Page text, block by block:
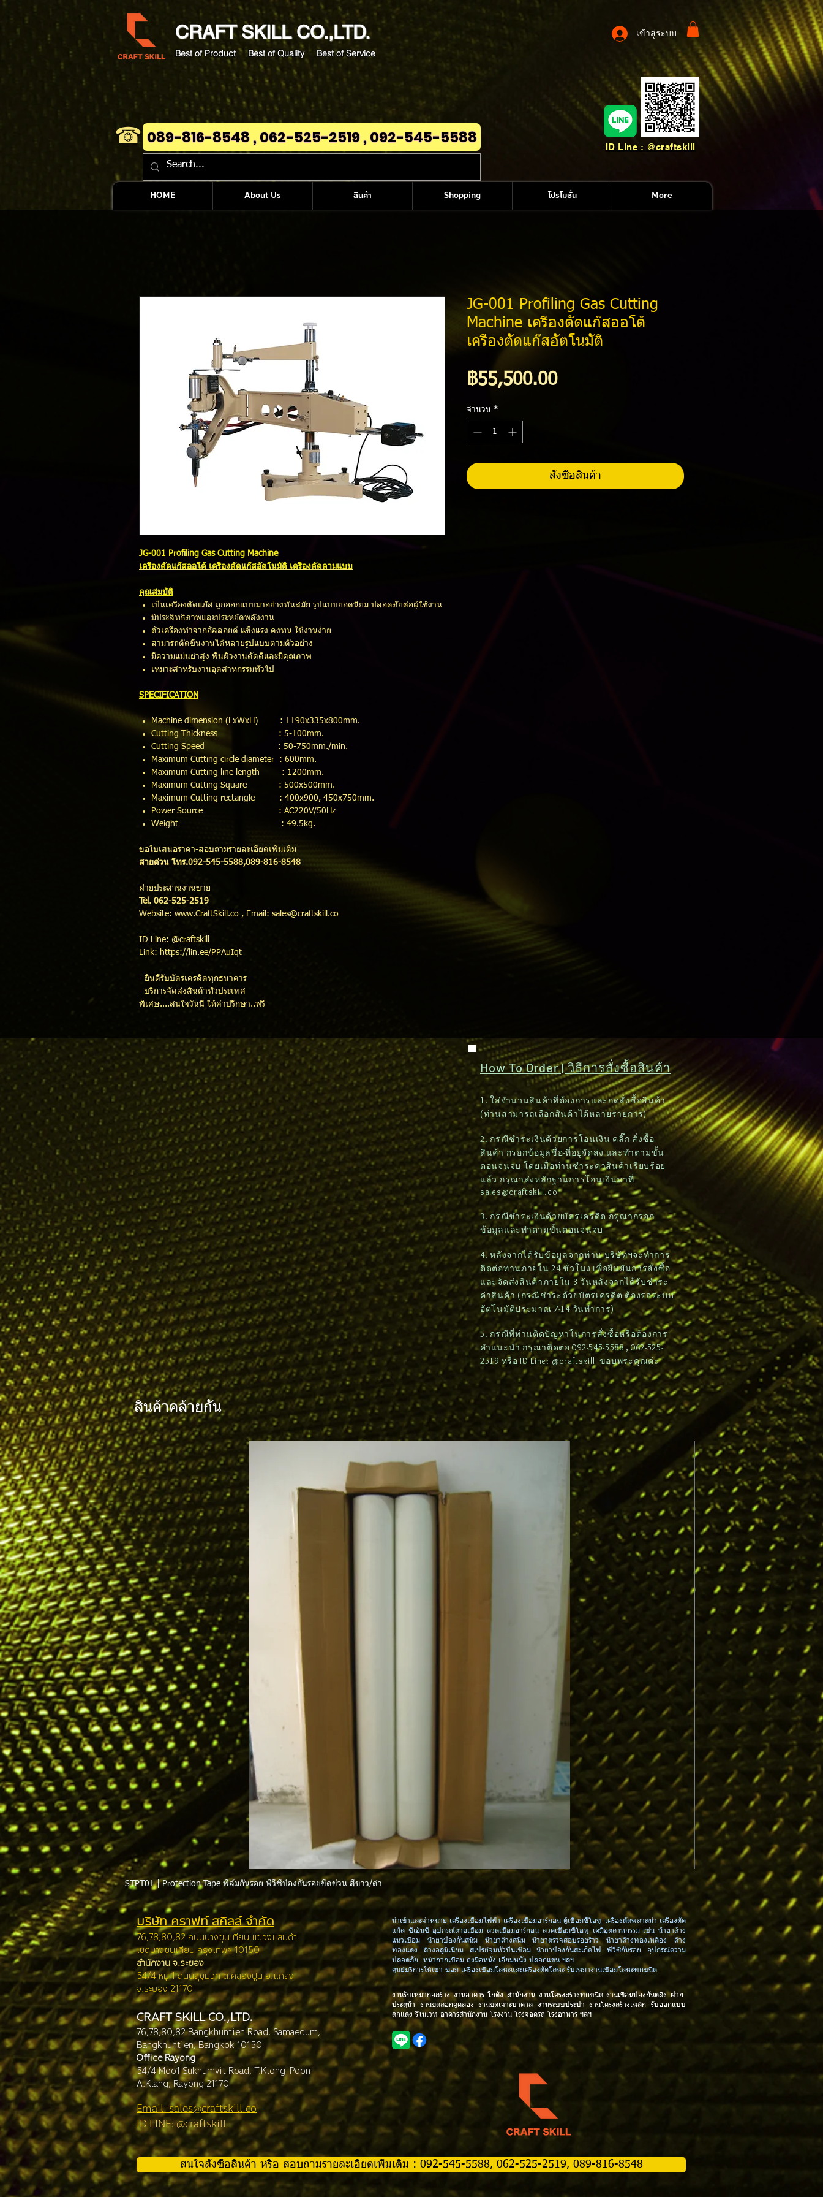
CRAFT SKILL CO.,LTD.
Best of Product Best of Quality Best of Service
เข้าสู่ระบบ
☎ 089-816-8548 , 062-525-2519 , 092-545-5588 ID Line : @craftskill
HOME About Us สินค้า Shopping โปรโมชั่น More
JG-001 Profiling Gas Cutting Machine
เครื่องตัดแก๊สออโต้ เครื่องตัดแก๊สอัตโนมัติ เครื่องตัดตามแบบ
คุณสมบัติ​
เป็นเครื่องตัดแก๊ส ถูกออกแบบมาอย่างทันสมัย รูปแบบยอดนิยม ปลอดภัยต่อผู้ใช้งาน
มีประสิทธิภาพและประหยัดพลังงาน
ตัวเครื่องทำจากอัลลอยด์ แข็งแรง คงทน ใช้งานง่าย
สามารถตัดชิ้นงานได้หลายรูปแบบตามตัวอย่าง
มีความแม่นยำสูง พื้นผิวงานตัดดีและมีคุณภาพ
เหมาะสำหรับงานอุตสาหกรรมทั่วไป
SPECIFICATION
Machine dimension (LxWxH) : 1190x335x800mm.
Cutting Thickness : 5-100mm.
Cutting Speed : 50-750mm./min.
Maximum Cutting circle diameter : 600mm.
Maximum Cutting line length : 1200mm.
Maximum Cutting Square : 500x500mm.
Maximum Cutting rectangle : 400x900, 450x750mm.
Power Source : AC220V/50Hz
Weight : 49.5kg.
ขอใบเสนอราคา-สอบถามรายละเอียดเพิ่มเติม
สายด่วน โทร.092-545-5588,089-816-8548
ฝ่ายประสานงานขาย
Tel. 062-525-2519
Website: www.CraftSkill.co , Email: sales@craftskill.co
ID Line: @craftskill
Link: https://lin.ee/PPAuIqt
- ยินดีรับบัตรเครดิตทุกธนาคาร
- บริการจัดส่งสินค้าทั่วประเทศ
พิเศษ....สนใจวันนี้ ให้คำปรึกษา..ฟรี
JG-001 Profiling Gas Cutting
Machine เครื่องตัดแก๊สออโต้
เครื่องตัดแก๊สอัตโนมัติ
฿55,500.00ราคา
จำนวน *
สั่งซื้อสินค้า
How To Order | วิธีการสั่งซื้อสินค้า
1. ใส่จำนวนสินค้าที่ต้องการและกดสั่งซื้อสินค้า
(ท่านสามารถเลือกสินค้าได้หลายรายการ)
2. กรณีชำระเงินด้วยการโอนเงิน คลิ๊ก สั่งซื้อ
สินค้า กรอกข้อมูลชื่อ-ที่อยู่จัดส่ง และทำตามขั้น
ตอนจนจบ โดยเมื่อท่านชำระค่าสินค้าเรียบร้อย
แล้ว กรุณาส่งหลักฐานการโอนเงินมาที่
sales@craftskill.co
3. กรณีชำระเงินด้วยบัตรเครดิต กรุณากรอก
ข้อมูลและทำตามขั้นตอนจนจบ
4. หลังจากได้รับข้อมูลจากท่าน บริษัทฯจะทำการ
ติดต่อท่านภายใน 24 ชั่วโมง เพื่อยืนยันการสั่งซื้อ
และจัดส่งสินค้าภายใน 3 วันหลังจากได้รับชำระ
ค่าสินค้า (กรณีชำระด้วยบัตรเครดิต ต้องรอระบบ
อัตโนมัติประมาณ 7-14 วันทำการ)
5. กรณีที่ท่านติดปัญหาในการสั่งซื้อหรือต้องการ
คำแนะนำ กรุณาติดต่อ 092-545-5588 , 062-525-
2519 หรือ ID Line: @craftskill ขอบพระคุณค่ะ
สินค้าคล้ายกัน
STPT01 | Protection Tape ฟิล์มกันรอย พีวีซีป้องกันรอยขีดข่วน สีขาว/ดำ MPCTxx : Contact Tip 0.6-0.8-
บริษัท คราฟท์ สกิลล์ จำกัด
76,78,80,82 ถนนบางขุนเทียน แขวงแสมดำ
เขตบางขุนเทียน กรุงเทพฯ 10150
สำนักงาน จ.ระยอง
54/4 หมู่ 1 ถนนสุขุมวิท ต.คลองปูน อ.แกลง
จ.ระยอง 21170
CRAFT SKILL CO.,LTD.
76,78,80,82 Bangkhuntien Road, Samaedum,
Bangkhuntien, Bangkok 10150
Office Rayong
54/4 Moo1 Sukhumvit Road, T.Klong-Poon
A.Klang, Rayong 21170
Email: sales@craftskill.co
ID LINE: @craftskill
นำเข้าและจำหน่าย เครื่องเชื่อมไฟฟ้า เครื่องเชื่อมอาร์กอน ตู้เชื่อมซีโอทู เครื่องตัดพลาสม่า เครื่องตัด
แก๊ส ซีเอ็นซี อุปกรณ์สายเชื่อม ลวดเชื่อมอาร์กอน ลวดเชื่อมซีโอทู เคมีอุตสาหกรรม เช่น น้ำยาล้าง
แนวเชื่อม น้ำยาป้องกันสนิม น้ำยาล้างสนิม น้ำยาตรวจสอบรอยร้าว น้ำยาล้างทองเหลือง ล้าง
ทองแดง ล้างอลูมิเนียม สเปรย์จุ่มหัวปืนเชื่อม น้ำยาป้องกันสะเก็ดไฟ พีวีซีกันรอย อุปกรณ์ความ
ปลอดภัย หน้ากากเชื่อม ถุงมือหนัง เอี๊ยมหนัง ปลอกแขน ฯลฯ
ศูนย์บริการให้เช่า-ซ่อม เครื่องเชื่อมโลหะและเครื่องตัดโลหะ รับเหมางานเชื่อมโลหะทุกชนิด
งานรับเหมาก่อสร้าง งานอาคาร โกดัง สำนักงาน งานโครงสร้างทุกชนิดงานเขื่อนป้องกันตลิ่ง ฝาย-
ประตูน้ำ งานขุดลอกคูคลอง งานขุดเจาะบาดาล งานระบบประปา งานโครงสร้างเหล็ก รับออกแบบ
ตกแต่ง รีโนเวท อาคารสำนักงาน โรงงาน โรงจอดรถ โรงอาหาร ฯลฯ
สนใจสั่งซื้อสินค้า หรือ สอบถามรายละเอียดเพิ่มเติม : 092-545-5588, 062-525-2519, 089-816-8548